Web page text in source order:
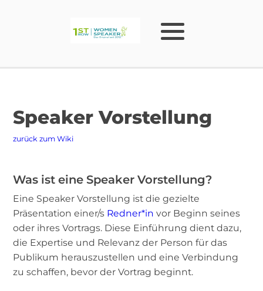
Speaker Vorstellung
zurück zum Wiki
Was ist eine Speaker Vorstellung?
Eine Speaker Vorstellung ist die gezielte
Präsentation einer/s Redner*in vor Beginn seines
oder ihres Vortrags. Diese Einführung dient dazu,
die Expertise und Relevanz der Person für das
Publikum herauszustellen und eine Verbindung
zu schaffen, bevor der Vortrag beginnt.